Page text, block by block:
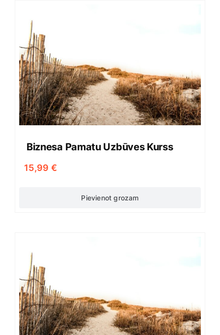
Biznesa Pamatu Uzbūves Kurss
15,99 €
Pievienot grozam